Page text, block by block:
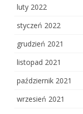
luty 2022
styczeń 2022
grudzień 2021
listopad 2021
październik 2021
wrzesień 2021